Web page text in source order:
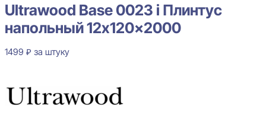
Ultrawood Base 0023 i Плинтус
напольный 12x120x2000
1499 ₽ за штуку